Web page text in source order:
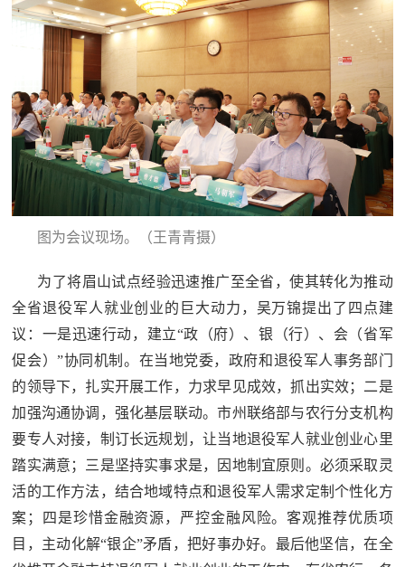
图为会议现场。（王青青摄）
为了将眉山试点经验迅速推广至全省，使其转化为推动
全省退役军人就业创业的巨大动力，吴万锦提出了四点建
议：一是迅速行动，建立“政（府）、银（行）、会（省军
促会）”协同机制。在当地党委，政府和退役军人事务部门
的领导下，扎实开展工作，力求早见成效，抓出实效；二是
加强沟通协调，强化基层联动。市州联络部与农行分支机构
要专人对接，制订长远规划，让当地退役军人就业创业心里
踏实满意；三是坚持实事求是，因地制宜原则。必须采取灵
活的工作方法，结合地域特点和退役军人需求定制个性化方
案；四是珍惜金融资源，严控金融风险。客观推荐优质项
目，主动化解“银企”矛盾，把好事办好。最后他坚信，在全